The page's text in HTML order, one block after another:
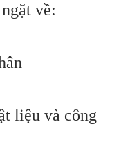
về:
liệu và công